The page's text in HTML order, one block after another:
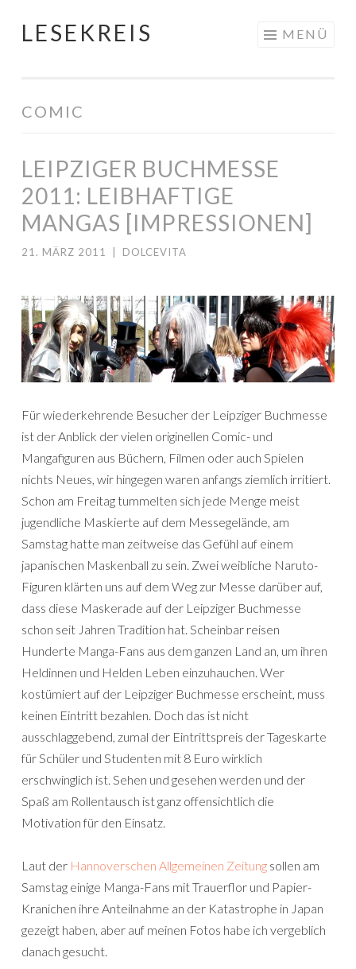
Springe
LESEKREIS MENÜ
COMIC
LEIPZIGER BUCHMESSE
2011: LEIBHAFTIGE
MANGAS [IMPRESSIONEN]
21. MÄRZ 2011 DOLCEVITA
Für wiederkehrende Besucher der Leipziger Buchmesse
ist der Anblick der vielen originellen Comic- und
Mangafiguren aus Büchern, Filmen oder auch Spielen
nichts Neues, wir hingegen waren anfangs ziemlich irritiert.
Schon am Freitag tummelten sich jede Menge meist
jugendliche Maskierte auf dem Messegelände, am
Samstag hatte man zeitweise das Gefühl auf einem
japanischen Maskenball zu sein. Zwei weibliche Naruto-
Figuren klärten uns auf dem Weg zur Messe darüber auf,
dass diese Maskerade auf der Leipziger Buchmesse
schon seit Jahren Tradition hat. Scheinbar reisen
Hunderte Manga-Fans aus dem ganzen Land an, um ihren
Heldinnen und Helden Leben einzuhauchen. Wer
kostümiert auf der Leipziger Buchmesse erscheint, muss
keinen Eintritt bezahlen. Doch das ist nicht
ausschlaggebend, zumal der Eintrittspreis der Tageskarte
für Schüler und Studenten mit 8 Euro wirklich
erschwinglich ist. Sehen und gesehen werden und der
Spaß am Rollentausch ist ganz offensichtlich die
Motivation für den Einsatz.
Laut der Hannoverschen Allgemeinen Zeitung sollen am
Samstag einige Manga-Fans mit Trauerflor und Papier-
Kranichen ihre Anteilnahme an der Katastrophe in Japan
gezeigt haben, aber auf meinen Fotos habe ich vergeblich
danach gesucht.